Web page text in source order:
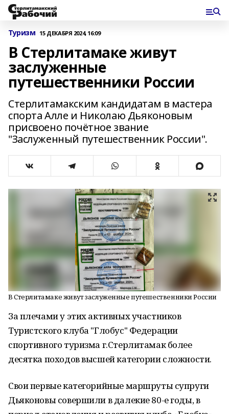
Туризм 15 ДЕКАБРЯ 2024, 16:09
В Стерлитамаке живут
заслуженные
путешественники России
Стерлитамакским кандидатам в мастера
спорта Алле и Николаю Дьяконовым
присвоено почётное звание
"Заслуженный путешественник России".
В Стерлитамаке живут заслуженные путешественники России
За плечами у этих активных участников
Туристского клуба "Глобус" Федерации
спортивного туризма г.Стерлитамак более
десятка походов высшей категории сложности.
Свои первые категорийные маршруты супруги
Дьяконовы совершили в далекие 80-е годы, в